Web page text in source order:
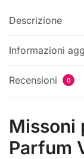
Descrizione
Informazioni
Recensioni 0
Missoni
Parfum